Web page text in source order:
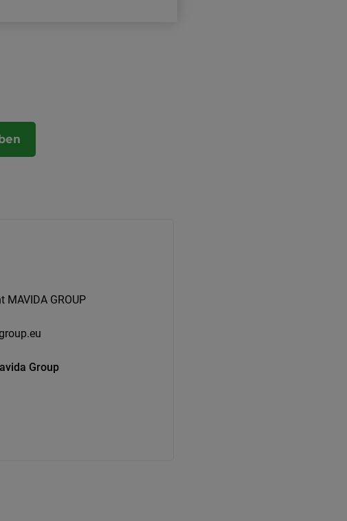
MAVIDA GROUP
Group